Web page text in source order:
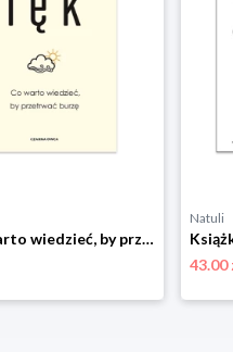
Lęk. Co warto wiedzieć, by przetrwać burzę Czarna owca
Natuli
43.00